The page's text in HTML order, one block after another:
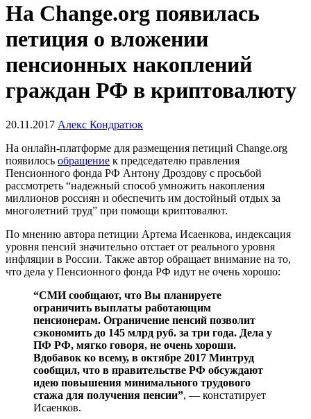
На Change.org появилась
петиция о вложении
пенсионных накоплений
граждан РФ в криптовалюту
20.11.2017 Алекс Кондратюк
На онлайн-платформе для размещения петиций Change.org
появилось обращение к председателю правления
Пенсионного фонда РФ Антону Дроздову с просьбой
рассмотреть “надежный способ умножить накопления
миллионов россиян и обеспечить им достойный отдых за
многолетний труд” при помощи криптовалют.
По мнению автора петиции Артема Исаенкова, индексация
уровня пенсий значительно отстает от реального уровня
инфляции в России. Также автор обращает внимание на то,
что дела у Пенсионного фонда РФ идут не очень хорошо:
“СМИ сообщают, что Вы планируете
ограничить выплаты работающим
пенсионерам. Ограничение пенсий позволит
сэкономить до 145 млрд руб. за три года. Дела у
ПФ РФ, мягко говоря, не очень хороши.
Вдобавок ко всему, в октябре 2017 Минтруд
сообщил, что в правительстве РФ обсуждают
идею повышения минимального трудового
стажа для получения пенсии”, — констатирует
Исаенков.